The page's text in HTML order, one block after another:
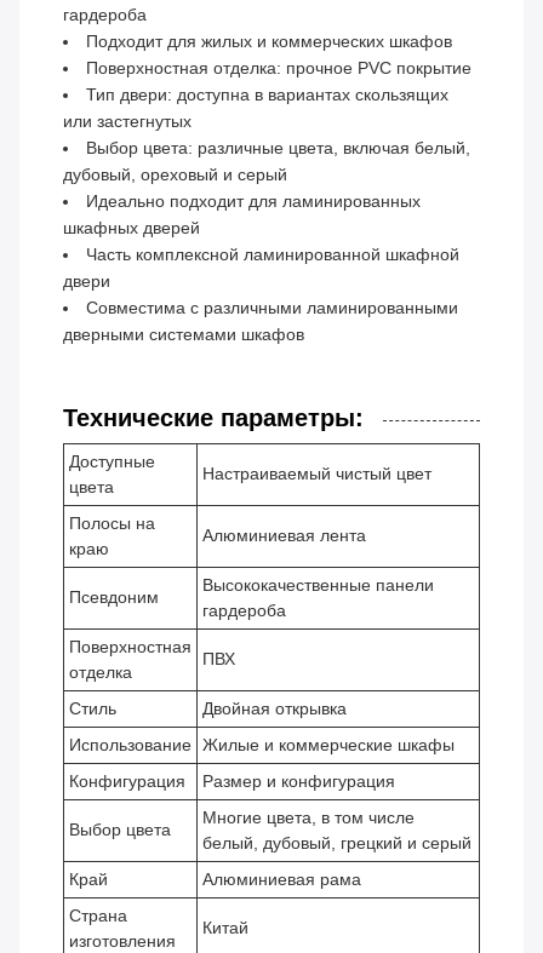
гардероба
Подходит для жилых и коммерческих шкафов
Поверхностная отделка: прочное PVC покрытие
Тип двери: доступна в вариантах скользящих
или застегнутых
Выбор цвета: различные цвета, включая белый,
дубовый, ореховый и серый
Идеально подходит для ламинированных
шкафных дверей
Часть комплексной ламинированной шкафной
двери
Совместима с различными ламинированными
дверными системами шкафов
Технические параметры:
Доступные
цвета
Настраиваемый чистый цвет
Полосы на
краю
Алюминиевая лента
Псевдоним
Высококачественные панели
гардероба
Поверхностная
отделка
ПВХ
Стиль
Двойная открывка
Использование Жилые и коммерческие шкафы
Конфигурация
Размер и конфигурация
Выбор цвета
Многие цвета, в том числе
белый, дубовый, грецкий и серый
Край
Алюминиевая рама
Страна
изготовления
Китай